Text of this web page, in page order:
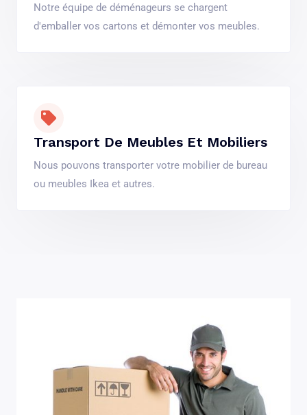
Notre équipe de déménageurs se chargent
d'emballer vos cartons et démonter vos meubles.
Transport De Meubles Et Mobiliers
Nous pouvons transporter votre mobilier de bureau
ou meubles Ikea et autres.